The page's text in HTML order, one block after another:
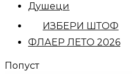
Душеци
ИЗБЕРИ ШТОФ
ФЛАЕР ЛЕТО 2026
Попуст